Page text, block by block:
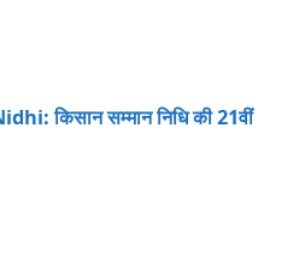
किसान सम्मान निधि की 21वीं